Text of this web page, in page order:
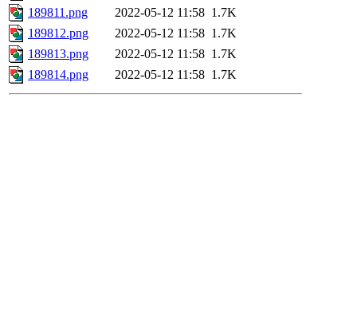
189811.png
2022-05-12 11:58 1.7K
189812.png
2022-05-12 11:58 1.7K
189813.png
2022-05-12 11:58 1.7K
189814.png
2022-05-12 11:58 1.7K